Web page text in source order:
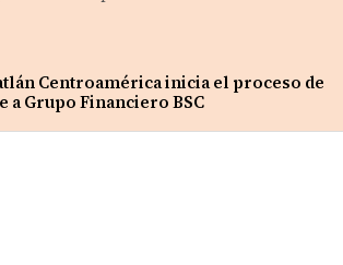
Centroamérica inicia el proceso de
a Grupo Financiero BSC